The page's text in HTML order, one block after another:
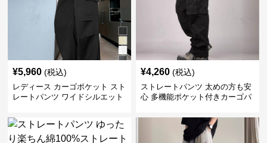
¥5,960 (税込)
レディース カーゴポケット スト
レートパンツ ワイドシルエット
¥4,260 (税込)
ストレートパンツ 太めの方も安
心 多機能ポケット付きカーゴパ